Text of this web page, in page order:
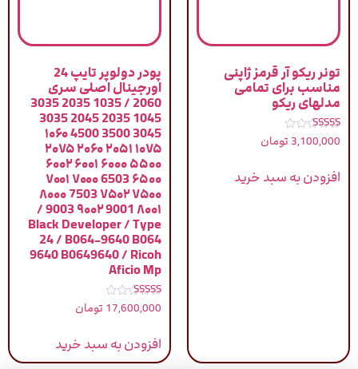
تونر ریکو آر قرمز ژاپنی
مناسب برای تمامی
مدلهای ریکو
نمره
4.83
3,100,000 تومان
افزودن به سبد خرید
پودر دولوپر تایپ 24
اورجینال اصلی سری
2060 / 1035 2035 3035
1045 2035 2045 3035
3045 3500 4500 ۱۰۶۰
۱۰۷۵ ۲۰۵۱ ۲۰۶۰ ۲۰۷۵
۵۵۰۰ ۶۰۰۰ ۶۰۰۱ ۶۰۰۲
۶۵۰۰ 6503 ۷۰۰۰ ۷۰۰۱
۷۵۰۰ ۷۵۰۲ 7503 ۸۰۰۰
۸۰۰۱ 9001 ۹۰۰۲ 9003 /
Black Developer / Type
24 / B064-9640 B064
9640 B0649640 / Ricoh
Aficio Mp
نمره
5.00
17,600,000 تومان
افزودن به سبد خرید